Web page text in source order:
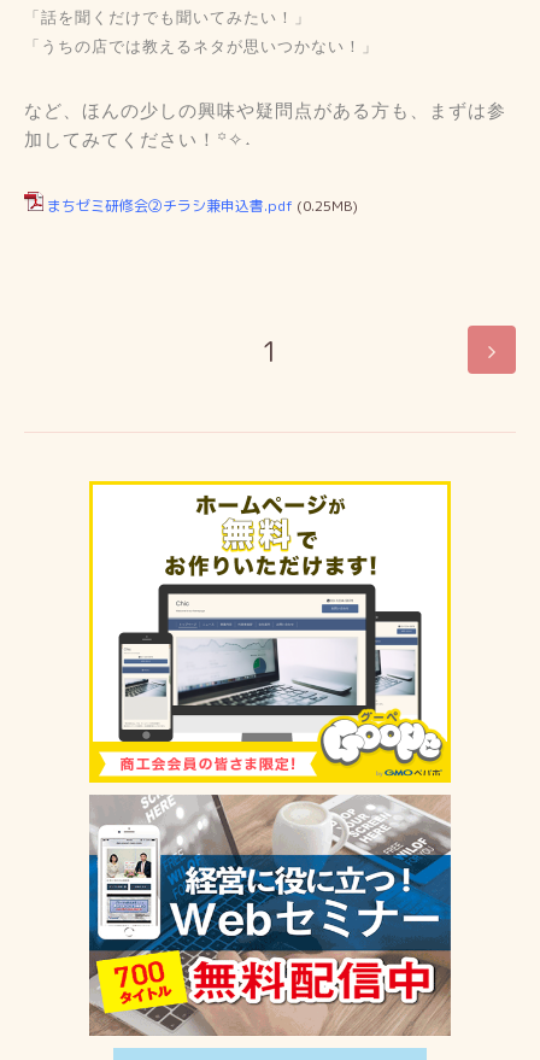
「話を聞くだけでも聞いてみたい！」
「うちの店では教えるネタが思いつかない！」
など、ほんの少しの興味や疑問点がある方も、まずは参
加してみてください！ ꙳✧˖
まちゼミ研修会②チラシ兼申込書.pdf (0.25MB)
1